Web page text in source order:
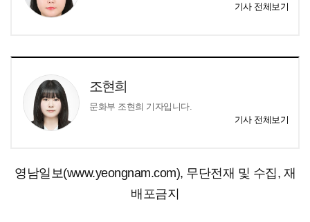
기사 전체보기
조현희
문화부 조현희 기자입니다.
기사 전체보기
영남일보(www.yeongnam.com), 무단전재 및 수집, 재
배포금지